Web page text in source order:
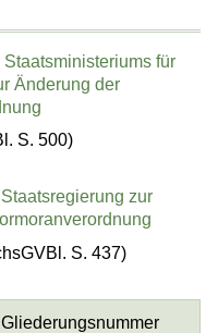
für
Änderung der
S. 500)
zur
S. 437)